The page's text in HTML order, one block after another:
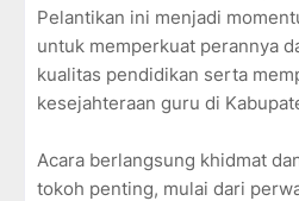
Pelantikan ini menjadi
untuk memperkuat perannya
kualitas pendidikan serta
kesejahteraan guru di
Acara berlangsung khidmat
tokoh penting, mulai dari